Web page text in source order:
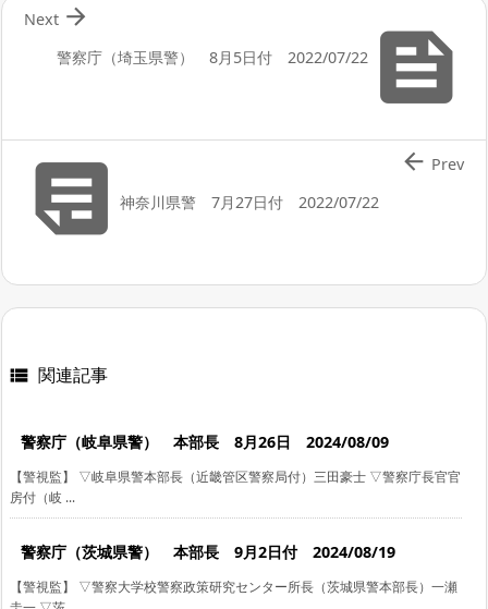

警察庁（埼玉県警） 8月5日付 2022/07/22

Next
神奈川県警 7月27日付 2022/07/22
 Prev
 関連記事
警察庁（岐阜県警） 本部長 8月26日 2024/08/09
【警視監】 ▽岐阜県警本部長（近畿管区警察局付）三田豪士 ▽警察庁長官官
房付（岐 ...
警察庁（茨城県警） 本部長 9月2日付 2024/08/19
【警視監】 ▽警察大学校警察政策研究センター所長（茨城県警本部長）一瀬